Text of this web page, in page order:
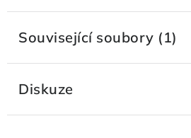
Související soubory (1)
Diskuze